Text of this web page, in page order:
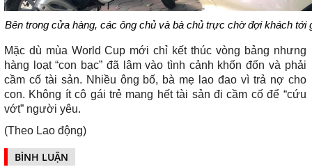
Bên trong cửa hàng, các ông chủ và bà chủ trực chờ đợi khách tới
Mặc dù mùa World Cup mới chỉ kết thúc vòng bảng nhưng
hàng loạt “con bạc” đã lâm vào tình cảnh khốn đốn và phải
cầm cố tài sản. Nhiều ông bố, bà mẹ lao đao vì trả nợ cho
con. Không ít cô gái trẻ mang hết tài sản đi cầm cố để “cứu
vớt” người yêu.
(Theo Lao động)
BÌNH LUẬN